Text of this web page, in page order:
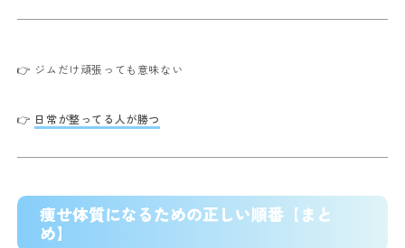
👉 ジムだけ頑張っても意味ない
👉 日常が整ってる人が勝つ
痩せ体質になるための正しい順番【まと
め】